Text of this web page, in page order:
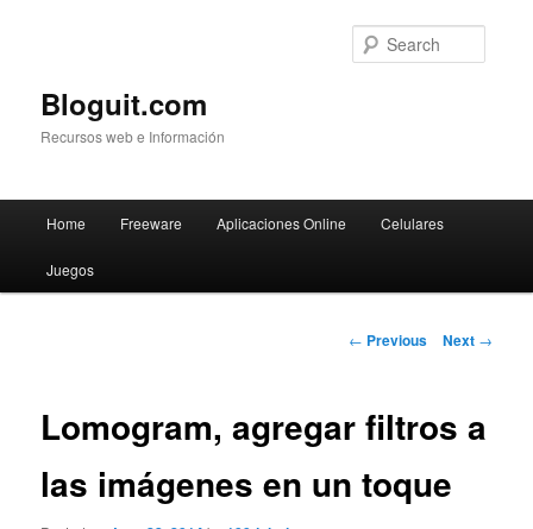
Bloguit.com
Recursos web e Información
Skip
to
Home Freeware Aplicaciones Online Celulares
Juegos
Post
← Previous Next →
Lomogram, agregar filtros a
las imágenes en un toque